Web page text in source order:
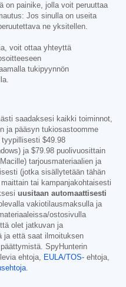
on painike, jolla voit peruuttaa
Jos sinulla on useita
ne yksitellen.
voit ottaa yhteyttä
tukipyynnön
saadaksesi kaikki toiminnot,
ja pääsyn tukiosastoomme
tyypillisesti $49.98
ja $79.98 puolivuosittain
tarjousmateriaalien ja
(jotka sisällytetään tähän
tai kampanjakohtaisesti
uusitaan automaattisesti
vakiotilausmaksulla ja
ostosivulla
olet jatkuvan ja
ja että saat ilmoituksen
SpyHunterin
ehtoja, EULA/TOS- ehtoja,
.